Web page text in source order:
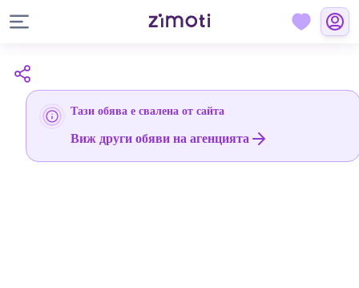
Тази обява е свалена от сайта
Виж други обяви на агенцията